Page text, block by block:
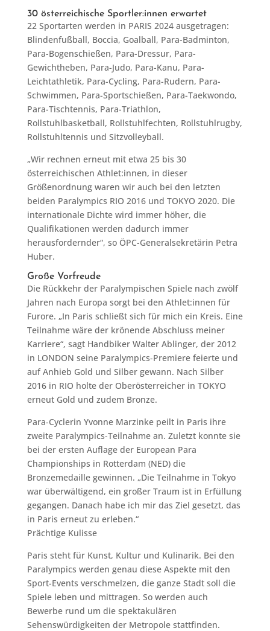
30 österreichische Sportler:innen erwartet
22 Sportarten werden in PARIS 2024 ausgetragen:
Blindenfußball, Boccia, Goalball, Para-Badminton,
Para-Bogenschießen, Para-Dressur, Para-
Gewichtheben, Para-Judo, Para-Kanu, Para-
Leichtathletik, Para-Cycling, Para-Rudern, Para-
Schwimmen, Para-Sportschießen, Para-Taekwondo,
Para-Tischtennis, Para-Triathlon,
Rollstuhlbasketball, Rollstuhlfechten, Rollstuhlrugby,
Rollstuhltennis und Sitzvolleyball.
„Wir rechnen erneut mit etwa 25 bis 30
österreichischen Athlet:innen, in dieser
Größenordnung waren wir auch bei den letzten
beiden Paralympics RIO 2016 und TOKYO 2020. Die
internationale Dichte wird immer höher, die
Qualifikationen werden dadurch immer
herausfordernder“, so ÖPC-Generalsekretärin Petra
Huber.
Große Vorfreude
Die Rückkehr der Paralympischen Spiele nach zwölf
Jahren nach Europa sorgt bei den Athlet:innen für
Furore. „In Paris schließt sich für mich ein Kreis. Eine
Teilnahme wäre der krönende Abschluss meiner
Karriere“, sagt Handbiker Walter Ablinger, der 2012
in LONDON seine Paralympics-Premiere feierte und
auf Anhieb Gold und Silber gewann. Nach Silber
2016 in RIO holte der Oberösterreicher in TOKYO
erneut Gold und zudem Bronze.
Para-Cyclerin Yvonne Marzinke peilt in Paris ihre
zweite Paralympics-Teilnahme an. Zuletzt konnte sie
bei der ersten Auflage der European Para
Championships in Rotterdam (NED) die
Bronzemedaille gewinnen. „Die Teilnahme in Tokyo
war überwältigend, ein großer Traum ist in Erfüllung
gegangen. Danach habe ich mir das Ziel gesetzt, das
in Paris erneut zu erleben.“
Prächtige Kulisse
Paris steht für Kunst, Kultur und Kulinarik. Bei den
Paralympics werden genau diese Aspekte mit den
Sport-Events verschmelzen, die ganze Stadt soll die
Spiele leben und mittragen. So werden auch
Bewerbe rund um die spektakulären
Sehenswürdigkeiten der Metropole stattfinden.